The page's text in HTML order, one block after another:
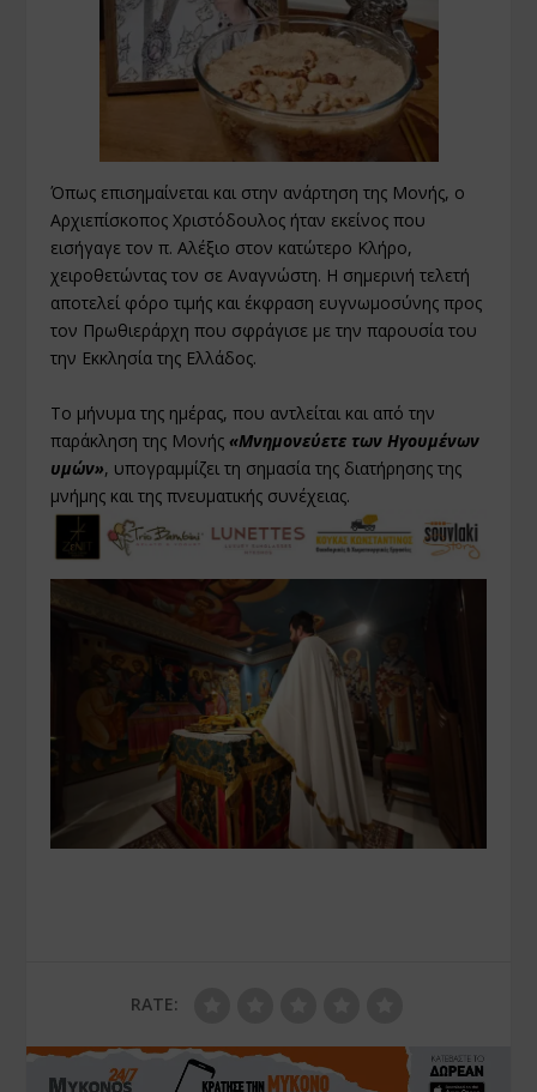
Όπως επισημαίνεται και στην ανάρτηση της Μονής, ο
Αρχιεπίσκοπος Χριστόδουλος ήταν εκείνος που
εισήγαγε τον π. Αλέξιο στον κατώτερο Κλήρο,
χειροθετώντας τον σε Αναγνώστη. Η σημερινή τελετή
αποτελεί φόρο τιμής και έκφραση ευγνωμοσύνης προς
τον Πρωθιεράρχη που σφράγισε με την παρουσία του
την Εκκλησία της Ελλάδος.
Το μήνυμα της ημέρας, που αντλείται και από την
παράκληση της Μονής«Μνημονεύετε των Ηγουμένων
υμών», υπογραμμίζει τη σημασία της διατήρησης της
μνήμης και της πνευματικής συνέχειας.
RATE: